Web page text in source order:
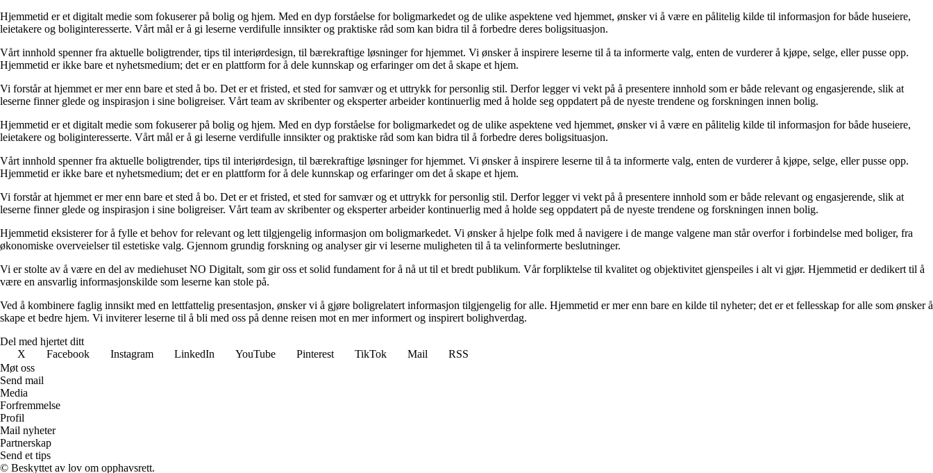
Hjemmetid er et digitalt medie som fokuserer på bolig og hjem. Med en dyp forståelse for boligmarkedet og de ulike aspektene ved hjemmet, ønsker vi å være en pålitelig kilde til informasjon for både huseiere,
leietakere og boliginteresserte. Vårt mål er å gi leserne verdifulle innsikter og praktiske råd som kan bidra til å forbedre deres boligsituasjon.
Vårt innhold spenner fra aktuelle boligtrender, tips til interiørdesign, til bærekraftige løsninger for hjemmet. Vi ønsker å inspirere leserne til å ta informerte valg, enten de vurderer å kjøpe, selge, eller pusse opp.
Hjemmetid er ikke bare et nyhetsmedium; det er en plattform for å dele kunnskap og erfaringer om det å skape et hjem.
Vi forstår at hjemmet er mer enn bare et sted å bo. Det er et fristed, et sted for samvær og et uttrykk for personlig stil. Derfor legger vi vekt på å presentere innhold som er både relevant og engasjerende, slik at
leserne finner glede og inspirasjon i sine boligreiser. Vårt team av skribenter og eksperter arbeider kontinuerlig med å holde seg oppdatert på de nyeste trendene og forskningen innen bolig.
Hjemmetid er et digitalt medie som fokuserer på bolig og hjem. Med en dyp forståelse for boligmarkedet og de ulike aspektene ved hjemmet, ønsker vi å være en pålitelig kilde til informasjon for både huseiere,
leietakere og boliginteresserte. Vårt mål er å gi leserne verdifulle innsikter og praktiske råd som kan bidra til å forbedre deres boligsituasjon.
Vårt innhold spenner fra aktuelle boligtrender, tips til interiørdesign, til bærekraftige løsninger for hjemmet. Vi ønsker å inspirere leserne til å ta informerte valg, enten de vurderer å kjøpe, selge, eller pusse opp.
Hjemmetid er ikke bare et nyhetsmedium; det er en plattform for å dele kunnskap og erfaringer om det å skape et hjem.
Vi forstår at hjemmet er mer enn bare et sted å bo. Det er et fristed, et sted for samvær og et uttrykk for personlig stil. Derfor legger vi vekt på å presentere innhold som er både relevant og engasjerende, slik at
leserne finner glede og inspirasjon i sine boligreiser. Vårt team av skribenter og eksperter arbeider kontinuerlig med å holde seg oppdatert på de nyeste trendene og forskningen innen bolig.
Hjemmetid eksisterer for å fylle et behov for relevant og lett tilgjengelig informasjon om boligmarkedet. Vi ønsker å hjelpe folk med å navigere i de mange valgene man står overfor i forbindelse med boliger, fra
økonomiske overveielser til estetiske valg. Gjennom grundig forskning og analyser gir vi leserne muligheten til å ta velinformerte beslutninger.
Vi er stolte av å være en del av mediehuset NO Digitalt, som gir oss et solid fundament for å nå ut til et bredt publikum. Vår forpliktelse til kvalitet og objektivitet gjenspeiles i alt vi gjør. Hjemmetid er dedikert til å
være en ansvarlig informasjonskilde som leserne kan stole på.
Ved å kombinere faglig innsikt med en lettfattelig presentasjon, ønsker vi å gjøre boligrelatert informasjon tilgjengelig for alle. Hjemmetid er mer enn bare en kilde til nyheter; det er et fellesskap for alle som ønsker å
skape et bedre hjem. Vi inviterer leserne til å bli med oss på denne reisen mot en mer informert og inspirert bolighverdag.
Del med hjertet ditt
X
Facebook Instagram LinkedIn YouTube Pinterest TikTok Mail
RSS
Møt oss
Send mail
Media
Forfremmelse
Profil
Mail nyheter
Partnerskap
Send et tips
© Beskyttet av lov om opphavsrett.